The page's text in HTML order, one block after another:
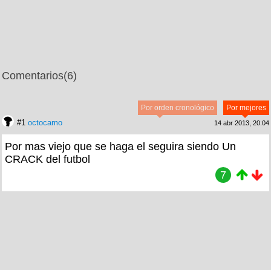
Comentarios(6)
Por mejores
Por orden cronológico
#1 octocamo 14 abr 2013, 20:04
Por mas viejo que se haga el seguira siendo Un
CRACK del futbol
7